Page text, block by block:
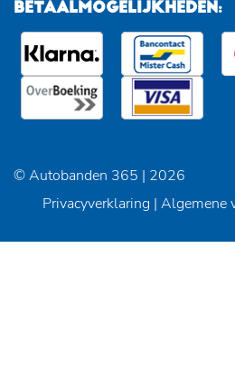
BETAALMOGELIJKHEDEN:
© Autobanden 365 | 2026
Privacyverklaring | Algemene